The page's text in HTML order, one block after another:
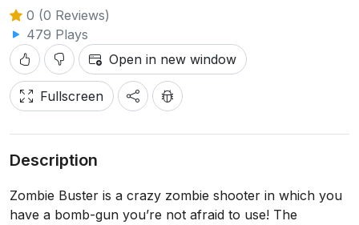
0 (0 Reviews)
479 Plays
Open in new window
Fullscreen
Description
Zombie Buster is a crazy zombie shooter in which you
have a bomb-gun you’re not afraid to use! The